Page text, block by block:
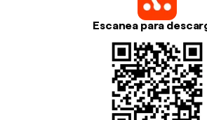
Escanea para